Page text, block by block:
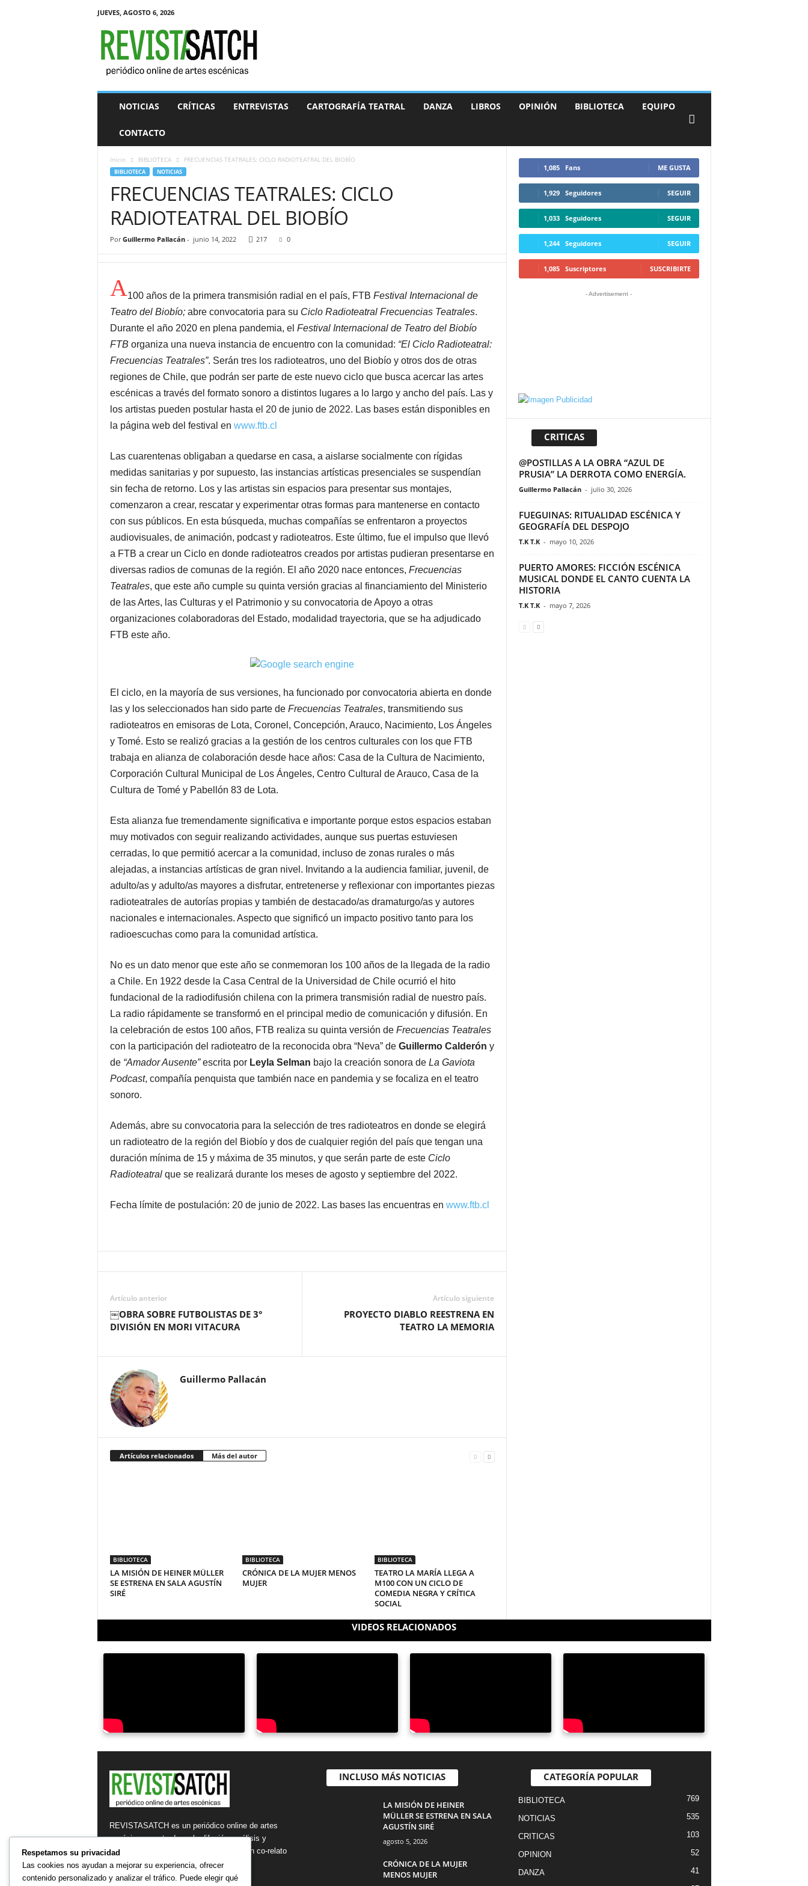
JUEVES, AGOSTO 6, 2026
NOTICIAS CRÍTICAS ENTREVISTAS CARTOGRAFÍA TEATRAL DANZA LIBROS OPINIÓN BIBLIOTECA EQUIPO
CONTACTO
Inicio BIBLIOTECA FRECUENCIAS TEATRALES: CICLO RADIOTEATRAL DEL BIOBÍO
BIBLIOTECA NOTICIAS
FRECUENCIAS TEATRALES: CICLO
RADIOTEATRAL DEL BIOBÍO
Por Guillermo Pallacán- junio 14, 2022 217 0
A100 años de la primera transmisión radial en el país, FTB Festival Internacional de
Teatro del Biobío; abre convocatoria para su Ciclo Radioteatral Frecuencias Teatrales.
Durante el año 2020 en plena pandemia, el Festival Internacional de Teatro del Biobío
FTB organiza una nueva instancia de encuentro con la comunidad: “El Ciclo Radioteatral:
Frecuencias Teatrales”. Serán tres los radioteatros, uno del Biobío y otros dos de otras
regiones de Chile, que podrán ser parte de este nuevo ciclo que busca acercar las artes
escénicas a través del formato sonoro a distintos lugares a lo largo y ancho del país. Las y
los artistas pueden postular hasta el 20 de junio de 2022. Las bases están disponibles en
la página web del festival en www.ftb.cl
Las cuarentenas obligaban a quedarse en casa, a aislarse socialmente con rígidas
medidas sanitarias y por supuesto, las instancias artísticas presenciales se suspendían
sin fecha de retorno. Los y las artistas sin espacios para presentar sus montajes,
comenzaron a crear, rescatar y experimentar otras formas para mantenerse en contacto
con sus públicos. En esta búsqueda, muchas compañías se enfrentaron a proyectos
audiovisuales, de animación, podcast y radioteatros. Este último, fue el impulso que llevó
a FTB a crear un Ciclo en donde radioteatros creados por artistas pudieran presentarse en
diversas radios de comunas de la región. El año 2020 nace entonces, Frecuencias
Teatrales, que este año cumple su quinta versión gracias al financiamiento del Ministerio
de las Artes, las Culturas y el Patrimonio y su convocatoria de Apoyo a otras
organizaciones colaboradoras del Estado, modalidad trayectoria, que se ha adjudicado
FTB este año.
El ciclo, en la mayoría de sus versiones, ha funcionado por convocatoria abierta en donde
las y los seleccionados han sido parte de Frecuencias Teatrales, transmitiendo sus
radioteatros en emisoras de Lota, Coronel, Concepción, Arauco, Nacimiento, Los Ángeles
y Tomé. Esto se realizó gracias a la gestión de los centros culturales con los que FTB
trabaja en alianza de colaboración desde hace años: Casa de la Cultura de Nacimiento,
Corporación Cultural Municipal de Los Ángeles, Centro Cultural de Arauco, Casa de la
Cultura de Tomé y Pabellón 83 de Lota.
Esta alianza fue tremendamente significativa e importante porque estos espacios estaban
muy motivados con seguir realizando actividades, aunque sus puertas estuviesen
cerradas, lo que permitió acercar a la comunidad, incluso de zonas rurales o más
alejadas, a instancias artísticas de gran nivel. Invitando a la audiencia familiar, juvenil, de
adulto/as y adulto/as mayores a disfrutar, entretenerse y reflexionar con importantes piezas
radioteatrales de autorías propias y también de destacado/as dramaturgo/as y autores
nacionales e internacionales. Aspecto que significó un impacto positivo tanto para los
radioescuchas como para la comunidad artística.
No es un dato menor que este año se conmemoran los 100 años de la llegada de la radio
a Chile. En 1922 desde la Casa Central de la Universidad de Chile ocurrió el hito
fundacional de la radiodifusión chilena con la primera transmisión radial de nuestro país.
La radio rápidamente se transformó en el principal medio de comunicación y difusión. En
la celebración de estos 100 años, FTB realiza su quinta versión de Frecuencias Teatrales
con la participación del radioteatro de la reconocida obra “Neva” de Guillermo Calderón y
de “Amador Ausente”escrita por Leyla Selman bajo la creación sonora de La Gaviota
Podcast, compañía penquista que también nace en pandemia y se focaliza en el teatro
sonoro.
Además, abre su convocatoria para la selección de tres radioteatros en donde se elegirá
un radioteatro de la región del Biobío y dos de cualquier región del país que tengan una
duración mínima de 15 y máxima de 35 minutos, y que serán parte de este Ciclo
Radioteatralque se realizará durante los meses de agosto y septiembre del 2022.
Fecha límite de postulación: 20 de junio de 2022. Las bases las encuentras en www.ftb.cl
Artículo anterior
￼OBRA SOBRE FUTBOLISTAS DE 3°
DIVISIÓN EN MORI VITACURA
Artículo siguiente
PROYECTO DIABLO REESTRENA EN
TEATRO LA MEMORIA
Guillermo Pallacán
Artículos relacionados Más del autor
BIBLIOTECA
LA MISIÓN DE HEINER MÜLLER
SE ESTRENA EN SALA AGUSTÍN
SIRÉ
BIBLIOTECA
CRÓNICA DE LA MUJER MENOS
MUJER
BIBLIOTECA
TEATRO LA MARÍA LLEGA A
M100 CON UN CICLO DE
COMEDIA NEGRA Y CRÍTICA
SOCIAL
1,085 Fans ME GUSTA
1,929 Seguidores SEGUIR
1,033 Seguidores SEGUIR
1,244 Seguidores SEGUIR
1,085 Suscriptores SUSCRIBIRTE
- Advertisement -
CRITICAS
@POSTILLAS A LA OBRA “AZUL DE
PRUSIA” LA DERROTA COMO ENERGÍA.
Guillermo Pallacán - julio 30, 2026
FUEGUINAS: RITUALIDAD ESCÉNICA Y
GEOGRAFÍA DEL DESPOJO
T.K T.K - mayo 10, 2026
PUERTO AMORES: FICCIÓN ESCÉNICA
MUSICAL DONDE EL CANTO CUENTA LA
HISTORIA
T.K T.K - mayo 7, 2026
VIDEOS RELACIONADOS
REVISTASATCH es un periódico online de artes
escénicas, centrada en la difusión, análisis y
reflexión de los fenómenos escénicos, en co-relato
con la sociedad.
INCLUSO MÁS NOTICIAS
LA MISIÓN DE HEINER
MÜLLER SE ESTRENA EN SALA
AGUSTÍN SIRÉ
agosto 5, 2026
CRÓNICA DE LA MUJER
MENOS MUJER
CATEGORÍA POPULAR
BIBLIOTECA 769
NOTICIAS 535
CRITICAS 103
OPINION 52
DANZA
41
Respetamos su privacidad
Las cookies nos ayudan a mejorar su experiencia, ofrecer
contenido personalizado y analizar el tráfico. Puede elegir qué